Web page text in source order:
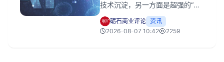
技术沉淀，另一方面是超强的“将
技术转化为真正解决用户问题产
品”的能力，让WorkBuddy最终出
现在腾讯生态，而非其它科技巨
砺石商业评论 资讯
2026-08-07 10:42
2259